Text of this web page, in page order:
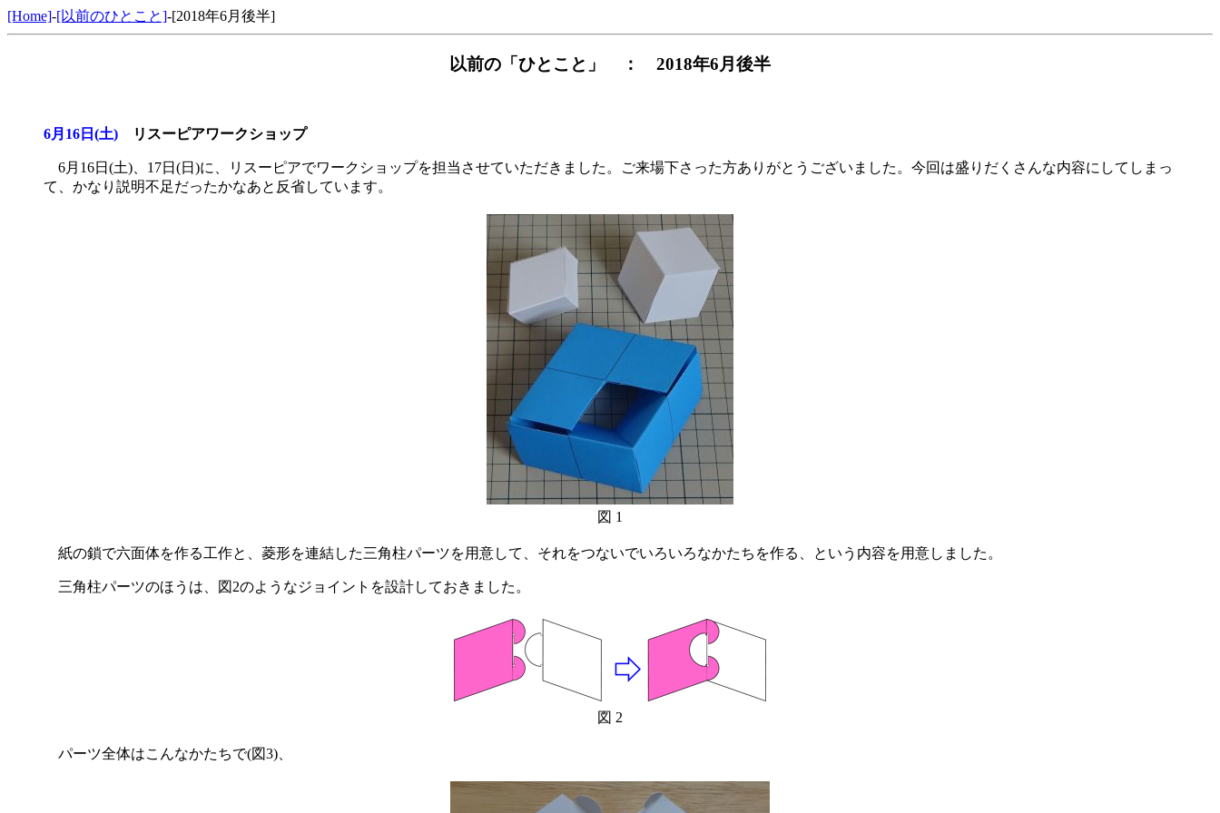
[Home]-[以前のひとこと]-[2018年6月後半]
以前の「ひとこと」 ： 2018年6月後半
6月16日(土) リスーピアワークショップ
6月16日(土)、17日(日)に、リスーピアでワークショップを担当させていただきました。ご来場下さった方ありがとうございました。今回は盛りだくさんな内容にしてしまっ
て、かなり説明不足だったかなあと反省しています。
図 1
紙の鎖で六面体を作る工作と、菱形を連結した三角柱パーツを用意して、それをつないでいろいろなかたちを作る、という内容を用意しました。
三角柱パーツのほうは、図2のようなジョイントを設計しておきました。
図 2
パーツ全体はこんなかたちで(図3)、